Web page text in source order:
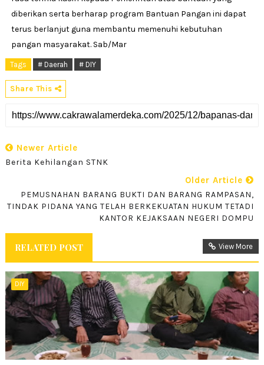
diberikan serta berharap program Bantuan Pangan ini dapat
terus berlanjut guna membantu memenuhi kebutuhan
pangan masyarakat. Sab/Mar
Tags # Daerah # DIY
Share This
Newer Article
Berita Kehilangan STNK
Older Article
PEMUSNAHAN BARANG BUKTI DAN BARANG RAMPASAN,
TINDAK PIDANA YANG TELAH BERKEKUATAN HUKUM TETADI
KANTOR KEJAKSAAN NEGERI DOMPU
RELATED POST View More
DIY